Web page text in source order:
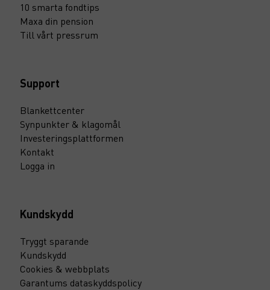
10 smarta fondtips
Maxa din pension
Till vårt pressrum
Support
Blankettcenter
Synpunkter & klagomål
Investeringsplattformen
Kontakt
Logga in
Kundskydd
Tryggt sparande
Kundskydd
Cookies & webbplats
Garantums dataskyddspolicy